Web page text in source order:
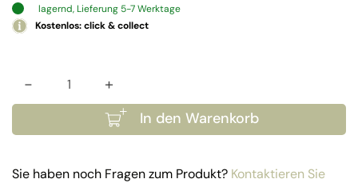
lagernd, Lieferung 5-7 Werktage
Kostenlos: click & collect
- +
In den Warenkorb
Sie haben noch Fragen zum Produkt? Kontaktieren Sie